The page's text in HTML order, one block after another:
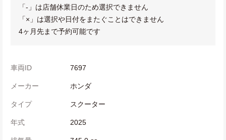
「-」は店舗休業日のため選択できません
「×」は選択や日付をまたぐことはできません
4ヶ月先まで予約可能です
車両ID 7697
メーカー ホンダ
タイプ スクーター
年式 2025